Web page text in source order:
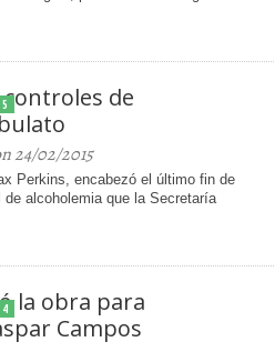
5
de
24/02/2015
Perkins, encabezó el último fin de
alcoholemia que la Secretaría
4
la obra para
Campos